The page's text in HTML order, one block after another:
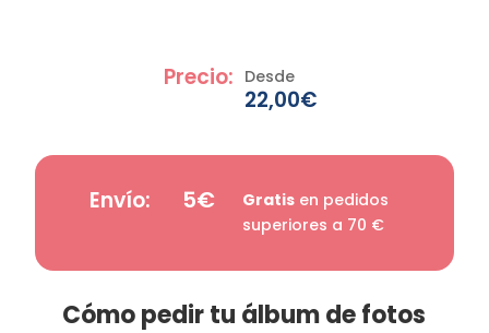
Precio: Desde
22,00€
Envío: 5€ Gratis en pedidos
superiores a 70 €
Cómo pedir tu álbum de fotos